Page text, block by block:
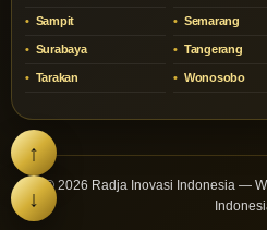
Sampit Semarang
Surabaya Tangerang
Tarakan Wonosobo
© 2026 Radja Inovasi Indonesia —
↑
↓